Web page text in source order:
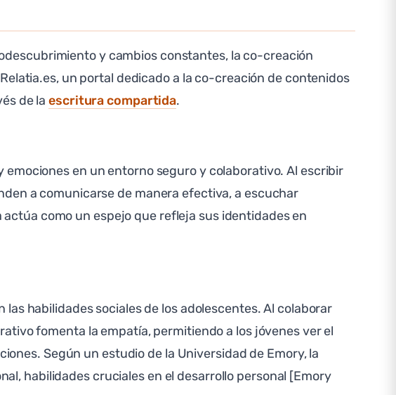
y cambios constantes, la co-creación
un portal dedicado a la co-creación de contenidos
de laescritura compartida.
en un entorno seguro y colaborativo. Al escribir
a comunicarse de manera efectiva, a escuchar
como un espejo que refleja sus identidades en
habilidades sociales de los adolescentes. Al colaborar
fomenta la empatía, permitiendo a los jóvenes ver el
Según un estudio de la Universidad de Emory, la
habilidades cruciales en el desarrollo personal [Emory